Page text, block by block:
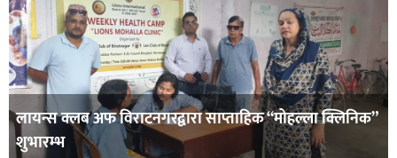
लायन्स क्लब अफ विराटनगरद्वारा साप्ताहिक “मोहल्ला क्लिनिक”
शुभारम्भ